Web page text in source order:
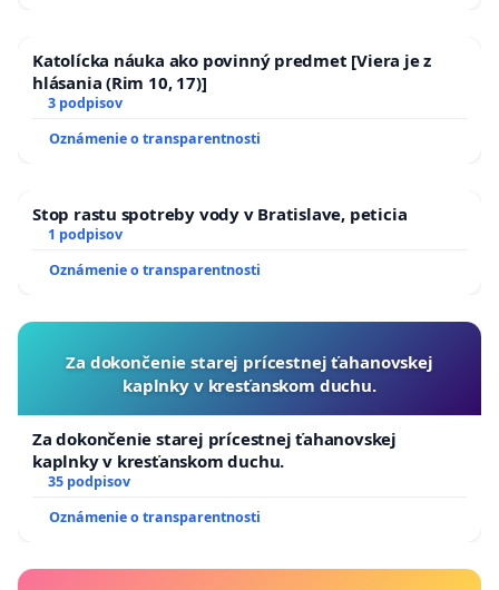
Katolícka náuka ako povinný predmet [Viera je z
hlásania (Rim 10, 17)]
3 podpisov
Oznámenie o transparentnosti
Stop rastu spotreby vody v Bratislave, peticia
1 podpisov
Oznámenie o transparentnosti
Za dokončenie starej prícestnej ťahanovskej
kaplnky v kresťanskom duchu.
Za dokončenie starej prícestnej ťahanovskej
kaplnky v kresťanskom duchu.
35 podpisov
Oznámenie o transparentnosti